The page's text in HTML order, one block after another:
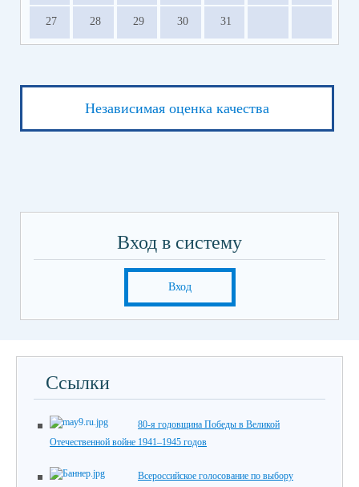
27 28 29 30 31
Независимая оценка качества
Вход в систему
Вход
Ссылки
80-я годовщина Победы в Великой
Отечественной войне 1941–1945 годов
Всероссийское голосование по выбору